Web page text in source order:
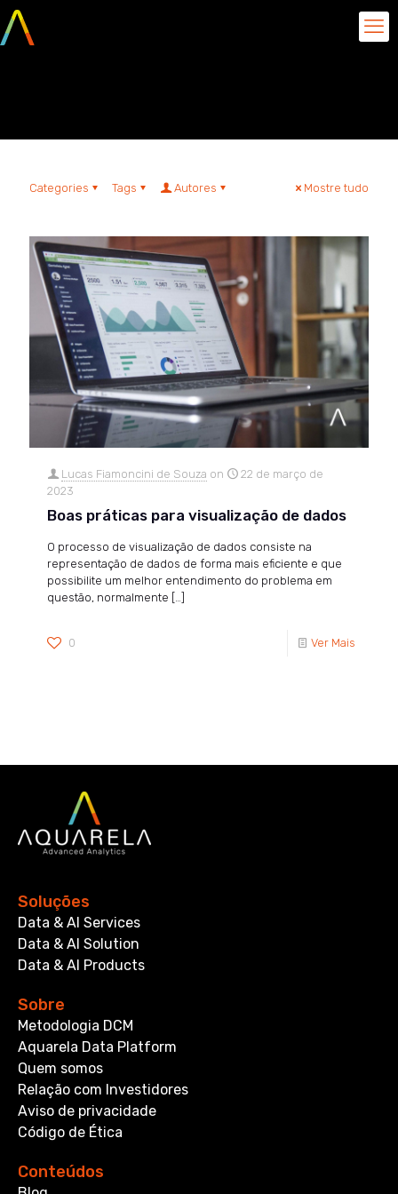
Categories Tags Autores Mostre tudo
Lucas Fiamoncini de Souza on
22 de março de
2023
Boas práticas para visualização de dados
O processo de visualização de dados consiste na
representação de dados de forma mais eficiente e que
possibilite um melhor entendimento do problema em
questão, normalmente […]
0 Ver Mais
Soluções
Data & AI Services
Data & AI Solution
Data & AI Products
Sobre
Metodologia DCM
Aquarela Data Platform
Quem somos
Relação com Investidores
Aviso de privacidade
Código de Ética
Conteúdos